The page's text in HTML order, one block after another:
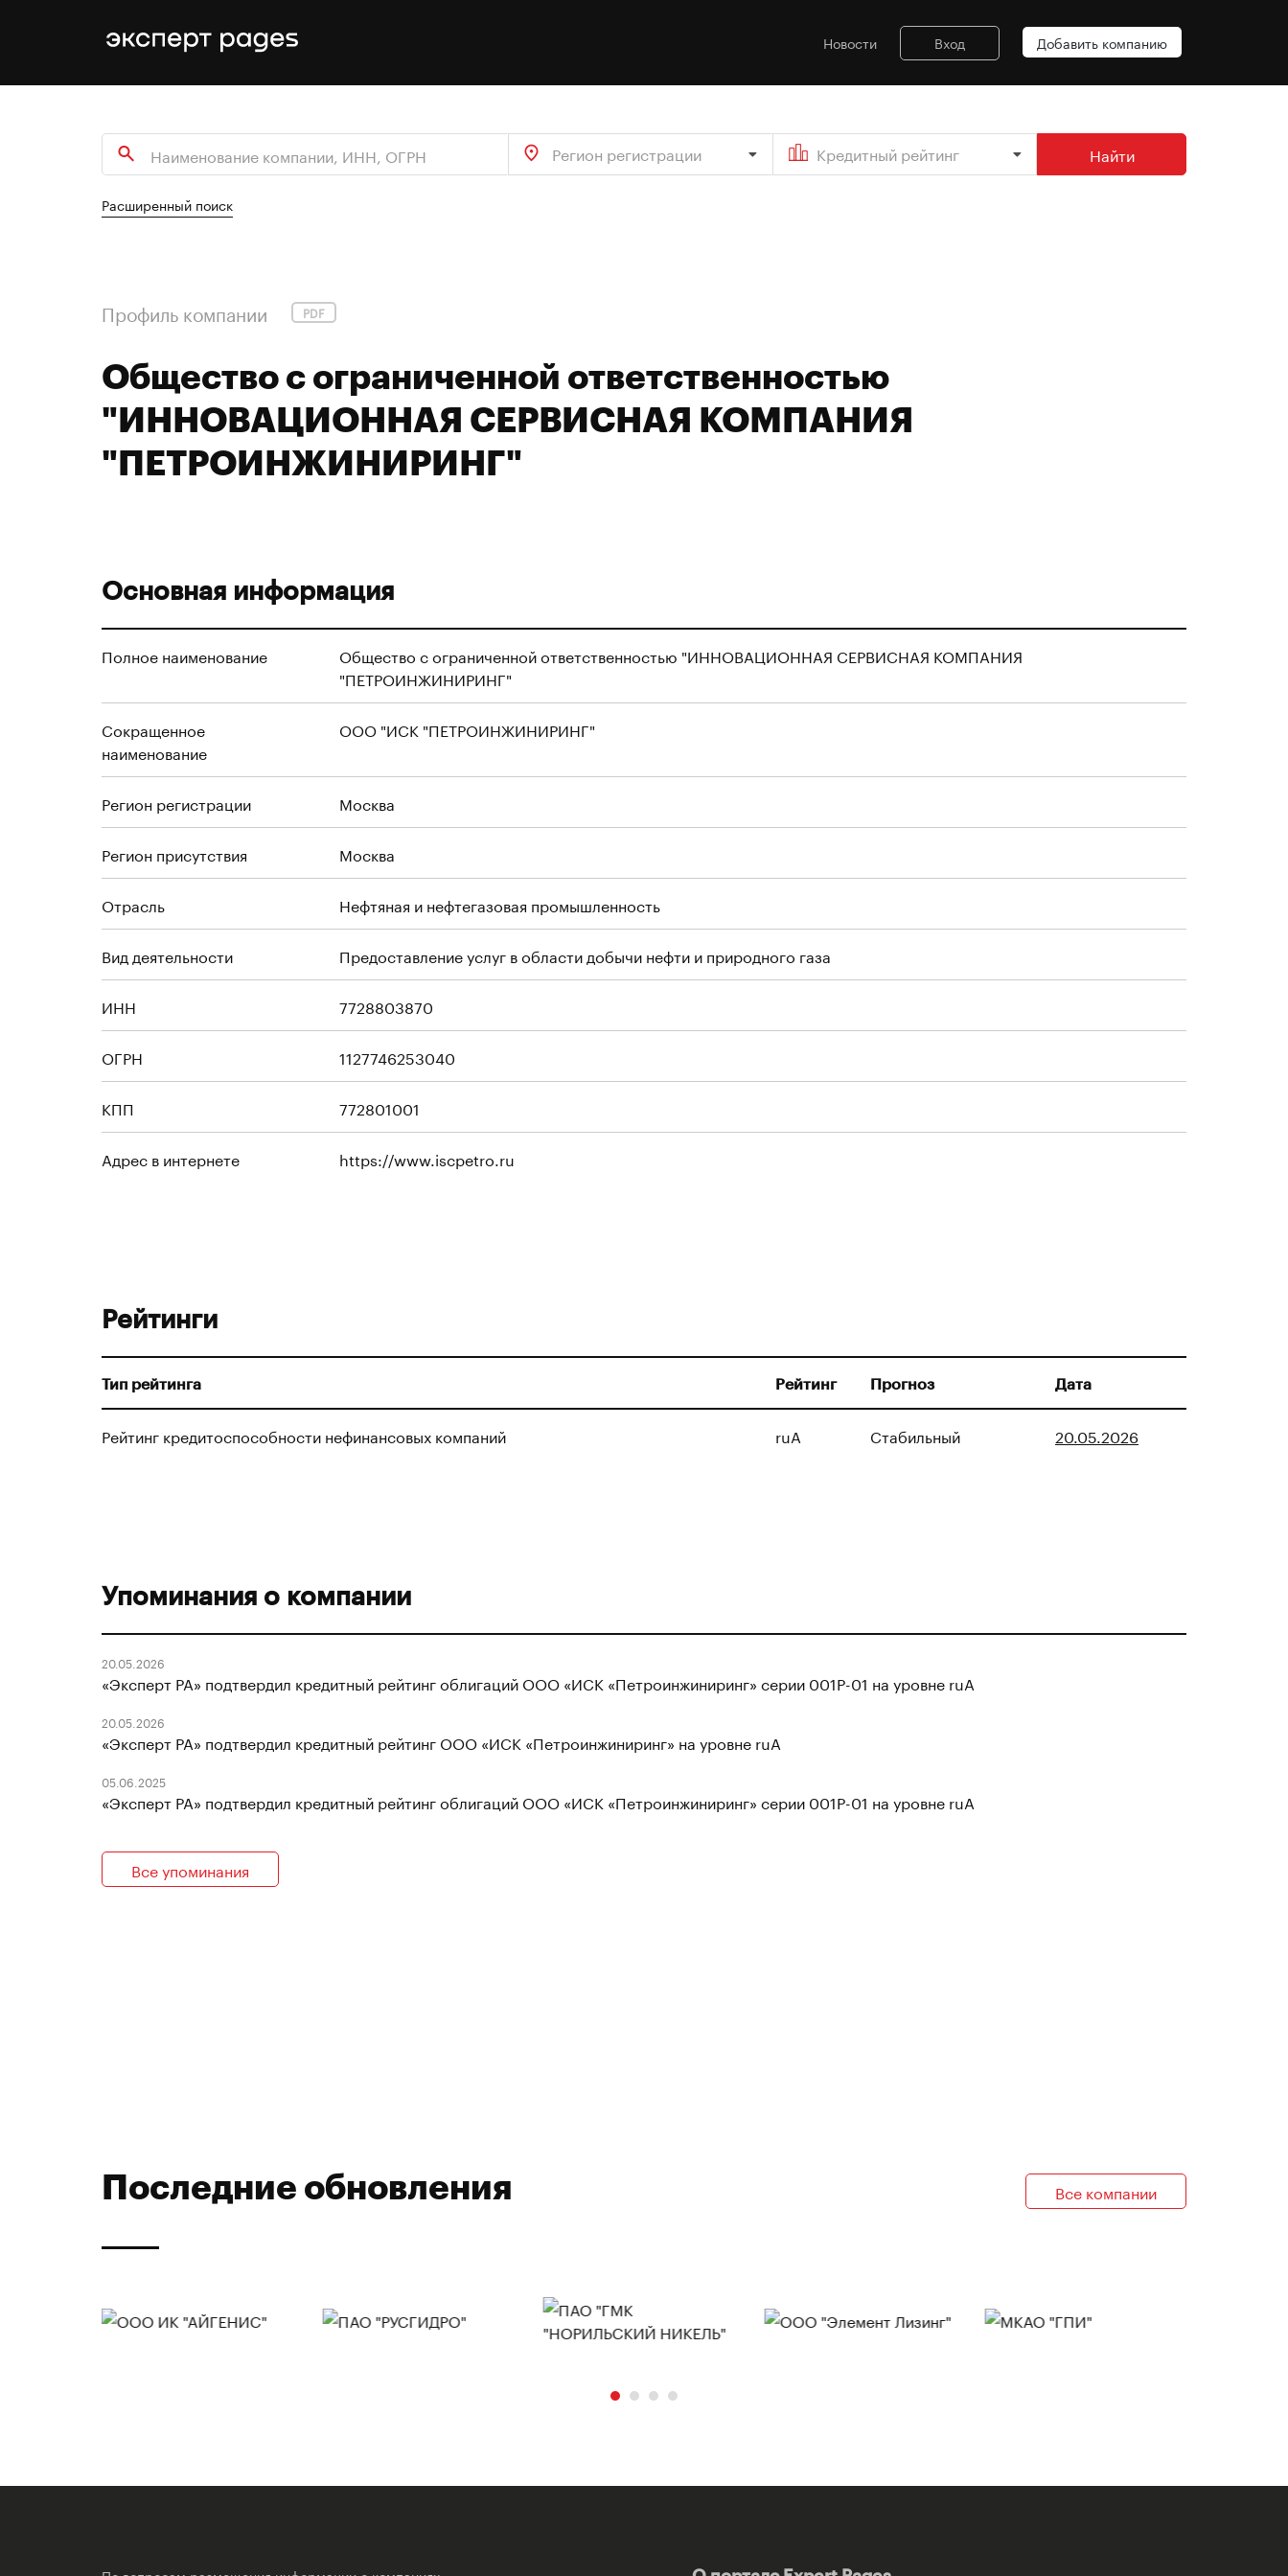
Новости Вход Добавить компанию
Регион регистрации Кредитный рейтинг Найти
Расширенный поиск
Профиль компании PDF
Общество с ограниченной ответственностью
"ИННОВАЦИОННАЯ СЕРВИСНАЯ КОМПАНИЯ
"ПЕТРОИНЖИНИРИНГ"
Основная информация
Полное наименование
Общество с ограниченной ответственностью "ИННОВАЦИОННАЯ СЕРВИСНАЯ КОМПАНИЯ
"ПЕТРОИНЖИНИРИНГ"
Сокращенное
наименование
ООО "ИСК "ПЕТРОИНЖИНИРИНГ"
Регион регистрации Москва
Регион присутствия Москва
Отрасль Нефтяная и нефтегазовая промышленность
Вид деятельности Предоставление услуг в области добычи нефти и природного газа
ИНН 7728803870
ОГРН 1127746253040
КПП 772801001
Адрес в интернете https://www.iscpetro.ru
Рейтинги
Тип рейтинга Рейтинг Прогноз Дата
Рейтинг кредитоспособности нефинансовых компаний ruA Стабильный 20.05.2026
Упоминания о компании
20.05.2026
«Эксперт РА» подтвердил кредитный рейтинг облигаций ООО «ИСК «Петроинжиниринг» серии 001Р-01 на уровне ruA
20.05.2026
«Эксперт РА» подтвердил кредитный рейтинг ООО «ИСК «Петроинжиниринг» на уровне ruA
05.06.2025
«Эксперт РА» подтвердил кредитный рейтинг облигаций ООО «ИСК «Петроинжиниринг» серии 001Р-01 на уровне ruA
Все упоминания
Последние обновления Все компании